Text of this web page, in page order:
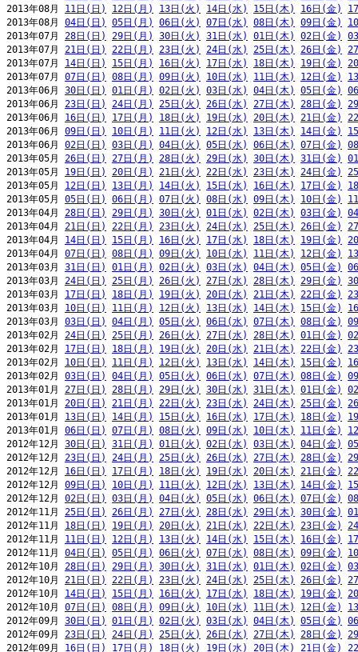
2013年08月 11日(日) 12日(月) 13日(火) 14日(水) 15日(木) 16日(金)
2013年08月 04日(日) 05日(月) 06日(火) 07日(水) 08日(木) 09日(金)
2013年07月 28日(日) 29日(月) 30日(火) 31日(水) 01日(木) 02日(金)
2013年07月 21日(日) 22日(月) 23日(火) 24日(水) 25日(木) 26日(金)
2013年07月 14日(日) 15日(月) 16日(火) 17日(水) 18日(木) 19日(金)
2013年07月 07日(日) 08日(月) 09日(火) 10日(水) 11日(木) 12日(金)
2013年06月 30日(日) 01日(月) 02日(火) 03日(水) 04日(木) 05日(金)
2013年06月 23日(日) 24日(月) 25日(火) 26日(水) 27日(木) 28日(金)
2013年06月 16日(日) 17日(月) 18日(火) 19日(水) 20日(木) 21日(金)
2013年06月 09日(日) 10日(月) 11日(火) 12日(水) 13日(木) 14日(金)
2013年06月 02日(日) 03日(月) 04日(火) 05日(水) 06日(木) 07日(金)
2013年05月 26日(日) 27日(月) 28日(火) 29日(水) 30日(木) 31日(金)
2013年05月 19日(日) 20日(月) 21日(火) 22日(水) 23日(木) 24日(金)
2013年05月 12日(日) 13日(月) 14日(火) 15日(水) 16日(木) 17日(金)
2013年05月 05日(日) 06日(月) 07日(火) 08日(水) 09日(木) 10日(金)
2013年04月 28日(日) 29日(月) 30日(火) 01日(水) 02日(木) 03日(金)
2013年04月 21日(日) 22日(月) 23日(火) 24日(水) 25日(木) 26日(金)
2013年04月 14日(日) 15日(月) 16日(火) 17日(水) 18日(木) 19日(金)
2013年04月 07日(日) 08日(月) 09日(火) 10日(水) 11日(木) 12日(金)
2013年03月 31日(日) 01日(月) 02日(火) 03日(水) 04日(木) 05日(金)
2013年03月 24日(日) 25日(月) 26日(火) 27日(水) 28日(木) 29日(金)
2013年03月 17日(日) 18日(月) 19日(火) 20日(水) 21日(木) 22日(金)
2013年03月 10日(日) 11日(月) 12日(火) 13日(水) 14日(木) 15日(金)
2013年03月 03日(日) 04日(月) 05日(火) 06日(水) 07日(木) 08日(金)
2013年02月 24日(日) 25日(月) 26日(火) 27日(水) 28日(木) 01日(金)
2013年02月 17日(日) 18日(月) 19日(火) 20日(水) 21日(木) 22日(金)
2013年02月 10日(日) 11日(月) 12日(火) 13日(水) 14日(木) 15日(金)
2013年02月 03日(日) 04日(月) 05日(火) 06日(水) 07日(木) 08日(金)
2013年01月 27日(日) 28日(月) 29日(火) 30日(水) 31日(木) 01日(金)
2013年01月 20日(日) 21日(月) 22日(火) 23日(水) 24日(木) 25日(金)
2013年01月 13日(日) 14日(月) 15日(火) 16日(水) 17日(木) 18日(金)
2013年01月 06日(日) 07日(月) 08日(火) 09日(水) 10日(木) 11日(金)
2012年12月 30日(日) 31日(月) 01日(火) 02日(水) 03日(木) 04日(金)
2012年12月 23日(日) 24日(月) 25日(火) 26日(水) 27日(木) 28日(金)
2012年12月 16日(日) 17日(月) 18日(火) 19日(水) 20日(木) 21日(金)
2012年12月 09日(日) 10日(月) 11日(火) 12日(水) 13日(木) 14日(金)
2012年12月 02日(日) 03日(月) 04日(火) 05日(水) 06日(木) 07日(金)
2012年11月 25日(日) 26日(月) 27日(火) 28日(水) 29日(木) 30日(金)
2012年11月 18日(日) 19日(月) 20日(火) 21日(水) 22日(木) 23日(金)
2012年11月 11日(日) 12日(月) 13日(火) 14日(水) 15日(木) 16日(金)
2012年11月 04日(日) 05日(月) 06日(火) 07日(水) 08日(木) 09日(金)
2012年10月 28日(日) 29日(月) 30日(火) 31日(水) 01日(木) 02日(金)
2012年10月 21日(日) 22日(月) 23日(火) 24日(水) 25日(木) 26日(金)
2012年10月 14日(日) 15日(月) 16日(火) 17日(水) 18日(木) 19日(金)
2012年10月 07日(日) 08日(月) 09日(火) 10日(水) 11日(木) 12日(金)
2012年09月 30日(日) 01日(月) 02日(火) 03日(水) 04日(木) 05日(金)
2012年09月 23日(日) 24日(月) 25日(火) 26日(水) 27日(木) 28日(金)
2012年09月 16日(日) 17日(月) 18日(火) 19日(水) 20日(木) 21日(金)